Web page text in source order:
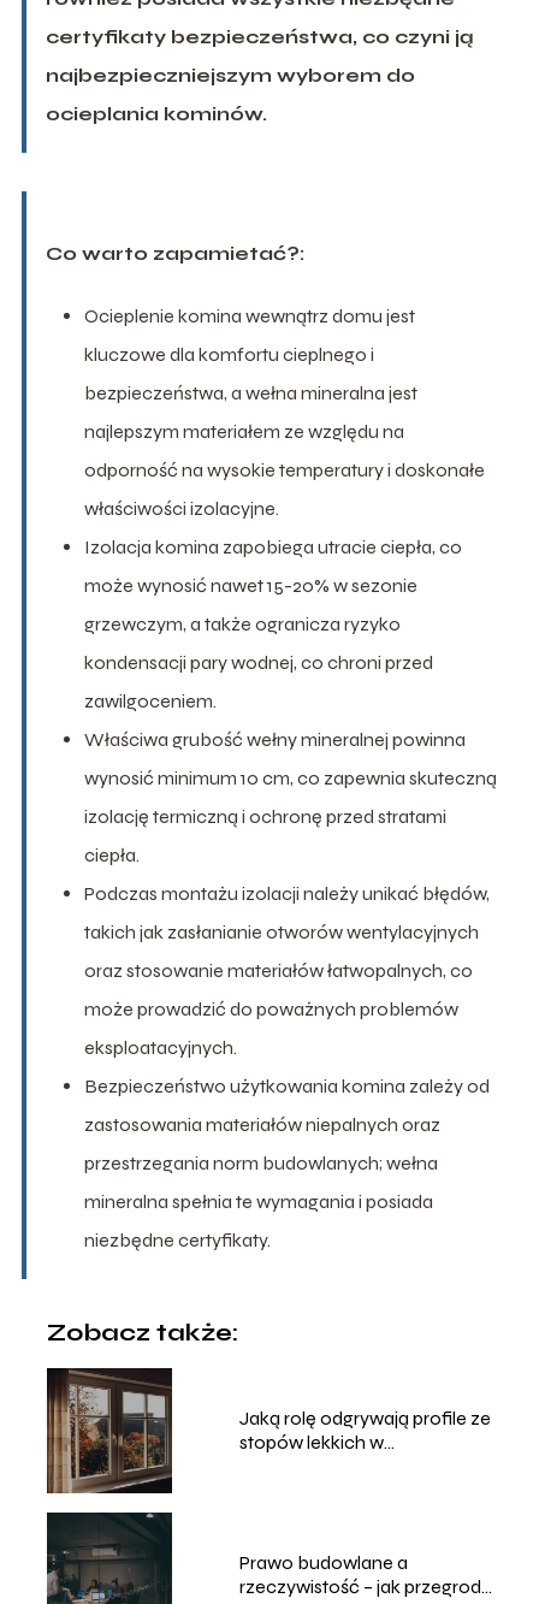
certyfikaty bezpieczeństwa, co czyni ją
najbezpieczniejszym wyborem do
ocieplania kominów.
Co warto zapamietać?:
Ocieplenie komina wewnątrz domu jest
kluczowe dla komfortu cieplnego i
bezpieczeństwa, a wełna mineralna jest
najlepszym materiałem ze względu na
odporność na wysokie temperatury i doskonałe
właściwości izolacyjne.
Izolacja komina zapobiega utracie ciepła, co
może wynosić nawet 15-20% w sezonie
grzewczym, a także ogranicza ryzyko
kondensacji pary wodnej, co chroni przed
zawilgoceniem.
Właściwa grubość wełny mineralnej powinna
wynosić minimum 10 cm, co zapewnia skuteczną
izolację termiczną i ochronę przed stratami
ciepła.
Podczas montażu izolacji należy unikać błędów,
takich jak zasłanianie otworów wentylacyjnych
oraz stosowanie materiałów łatwopalnych, co
może prowadzić do poważnych problemów
eksploatacyjnych.
Bezpieczeństwo użytkowania komina zależy od
zastosowania materiałów niepalnych oraz
przestrzegania norm budowlanych; wełna
mineralna spełnia te wymagania i posiada
niezbędne certyfikaty.
Zobacz także:
Jaką rolę odgrywają profile ze
stopów lekkich w
Prawo budowlane a
rzeczywistość – jak przegrody